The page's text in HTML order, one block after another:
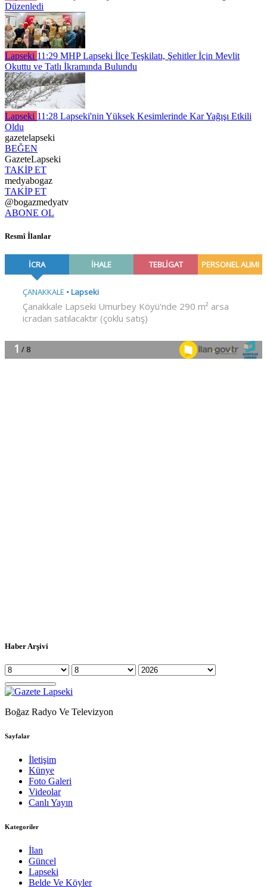
Düzenledi
Lapseki 11:29 MHP Lapseki İlçe Teşkilatı, Şehitler İçin Mevlit
Okuttu ve Tatlı İkramında Bulundu
Lapseki 11:28 Lapseki'nin Yüksek Kesimlerinde Kar Yağışı Etkili
Oldu
gazetelapseki
BEĞEN
GazeteLapseki
TAKİP ET
medyabogaz
TAKİP ET
@bogazmedyatv
ABONE OL
Resmî İlanlar
Haber Arşivi
Boğaz Radyo Ve Televizyon
Sayfalar
İletişim
Künye
Foto Galeri
Videolar
Canlı Yayın
Kategoriler
İlan
Güncel
Lapseki
Belde Ve Köyler